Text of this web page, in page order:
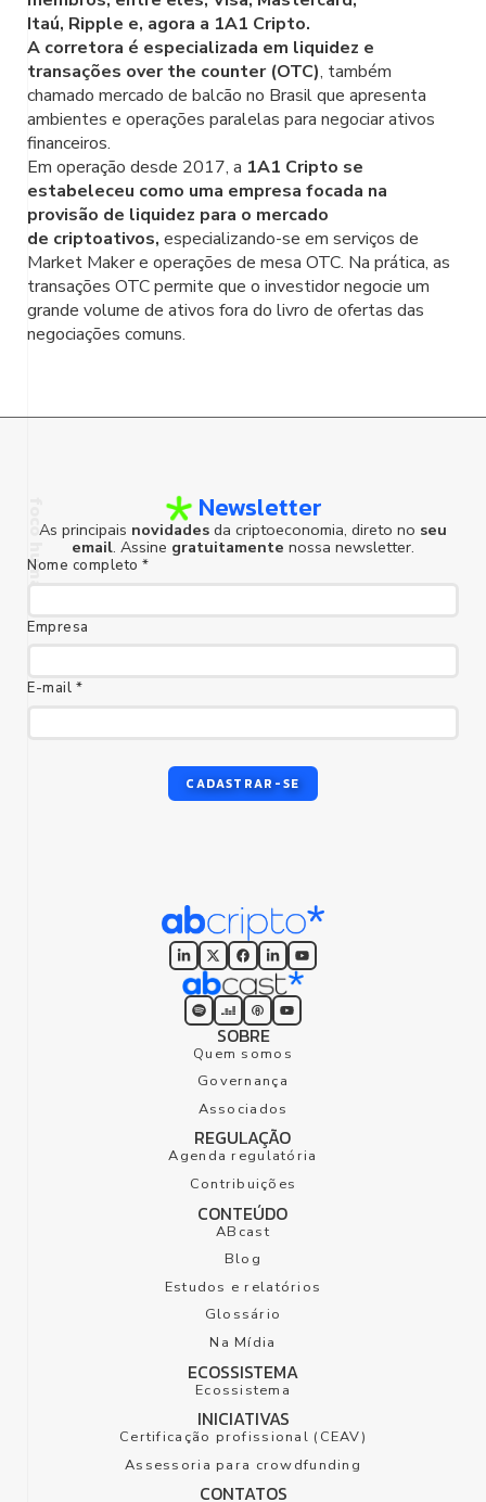
foco humano
Itaú, Ripple e, agora a 1A1 Cripto.
A corretora é especializada em liquidez e
transações over the counter (OTC), também
chamado mercado de balcão no Brasil que apresenta
ambientes e operações paralelas para negociar ativos
financeiros.
Em operação desde 2017, a 1A1 Cripto se
estabeleceu como uma empresa focada na
provisão de liquidez para o mercado
de criptoativos, especializando-se em serviços de
Market Maker e operações de mesa OTC. Na prática, as
transações OTC permite que o investidor negocie um
grande volume de ativos fora do livro de ofertas das
negociações comuns.
Newsletter
As principais novidades da criptoeconomia, direto no seu
email. Assine gratuitamente nossa newsletter.
Nome completo *
Empresa
E-mail *
CADASTRAR-SE
SOBRE
Quem somos
Governança
Associados
REGULAÇÃO
Agenda regulatória
Contribuições
CONTEÚDO
ABcast
Blog
Estudos e relatórios
Glossário
Na Mídia
ECOSSISTEMA
Ecossistema
INICIATIVAS
Certificação profissional (CEAV)
Assessoria para crowdfunding
CONTATOS